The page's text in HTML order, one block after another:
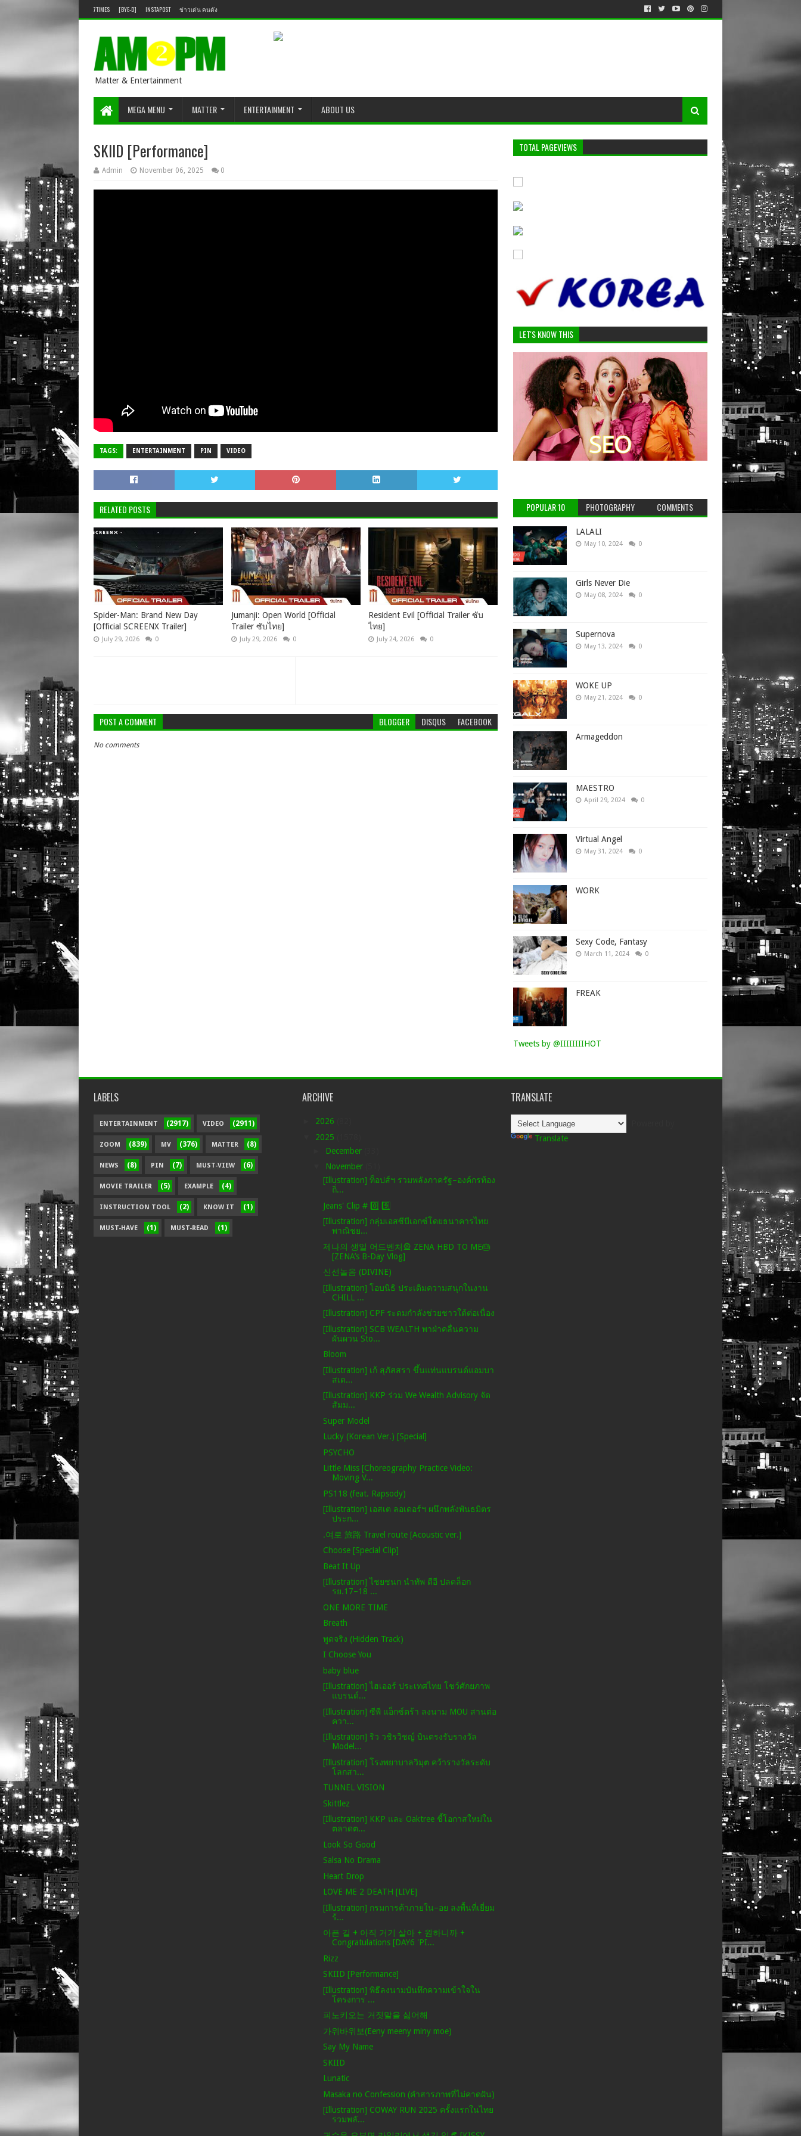
7TIMES [BYE-D] INSTAPOST ข่าวเด่น คนดัง
Matter & Entertainment
MEGA MENU MATTER ENTERTAINMENT ABOUT US
SKIID [Performance]
Admin November 06, 2025 0
TAGS: ENTERTAINMENT PIN VIDEO
RELATED POSTS
Spider-Man: Brand New Day
[Official SCREENX Trailer]
July 29, 2026 0
Jumanji: Open World [Official
Trailer ซับไทย]
July 29, 2026 0
Resident Evil [Official Trailer ซับ
ไทย]
July 24, 2026 0
POST A COMMENT BLOGGER DISQUS FACEBOOK
No comments
TOTAL PAGEVIEWS
LET'S KNOW THIS
POPULAR 10 PHOTOGRAPHY COMMENTS
LALALI
May 10, 2024 0
Girls Never Die
May 08, 2024 0
Supernova
May 13, 2024 0
WOKE UP
May 21, 2024 0
Armageddon
MAESTRO
April 29, 2024 0
Virtual Angel
May 31, 2024 0
WORK
Sexy Code, Fantasy
March 11, 2024 0
FREAK
Tweets by @IIIIIIIIHOT
LABELS
ENTERTAINMENT (2917) VIDEO (2911)
ZOOM (839) MV (376) MATTER (8)
NEWS (8) PIN (7) MUST-VIEW (6)
MOVIE TRAILER (5) EXAMPLE (4)
INSTRUCTION TOOL (2) KNOW IT (1)
MUST-HAVE (1) MUST-READ (1)
ARCHIVE
2026
2025
December
November
[Illustration] ท็อปส์ฯ รวมพลังภาครัฐ–องค์กรท้อง
ถิ่...
Jeans' Clip # 0️⃣ 9️⃣
[Illustration] กลุ่มเอสซีบีเอกซ์โดยธนาคารไทย
พาณิชย...
제나의 생일 어드벤처🎡 ZENA HBD TO ME🎂
[ZENA’s B-Day Vlog]
신선놀음 (DIVINE)
[Illustration] โอบนิธิ ประเดิมความสนุกในงาน
CHILL ...
[Illustration] CPF ระดมกำลังช่วยชาวใต้ต่อเนื่อง
[Illustration] SCB WEALTH พาฝ่าคลื่นความ
ผันผวน Sto...
Bloom
[Illustration] เก้ สุภัสสรา ขึ้นแท่นแบรนด์แอมบา
สเด...
[Illustration] KKP ร่วม We Wealth Advisory จัด
สัมม...
Super Model
Lucky (Korean Ver.) [Special]
PSYCHO
Little Miss [Choreography Practice Video:
Moving V...
PS118 (feat. Rapsody)
[Illustration] เอสเต ลอเดอร์ฯ ผนึกพลังพันธมิตร
ประก...
.여로 旅路 Travel route [Acoustic ver.]
Choose [Special Clip]
Beat It Up
[Illustration] ไชยชนก นำทัพ ดีอี ปลดล็อก
รย.17–18 ...
ONE MORE TIME
Breath
พูดจริง (Hidden Track)
I Choose You
baby blue
[Illustration] ไฮเออร์ ประเทศไทย โชว์ศักยภาพ
แบรนด์...
[Illustration] ซีพี แอ็กซ์ตร้า ลงนาม MOU สานต่อ
ควา...
[Illustration] ริว วชิรวิชญ์ บินตรงรับรางวัล
Model...
[Illustration] โรงพยาบาลวิมุต คว้ารางวัลระดับ
โลกสา...
TUNNEL VISION
Skittlez
[Illustration] KKP และ Oaktree ชี้โอกาสใหม่ใน
ตลาดต...
Look So Good
Salsa No Drama
Heart Drop
LOVE ME 2 DEATH [LIVE]
[Illustration] กรมการค้าภายใน–อย ลงพื้นที่เยี่ยม
ร้...
아픈 길 + 아직 거기 살아 + 원하니까 +
Congratulations [DAY6 'PI...
Rizz
SKIID [Performance]
[Illustration] พิธีลงนามบันทึกความเข้าใจใน
โครงการ ...
피노키오는 거짓말을 싫어해
가위바위보(Eeny meeny miny moe)
Say My Name
SKIID
Lunatic
Masaka no Confession (คำสารภาพที่ไม่คาดฝัน)
[Illustration] COWAY RUN 2025 ครั้งแรกในไทย
รวมพลั...
TRANSLATE
Translate